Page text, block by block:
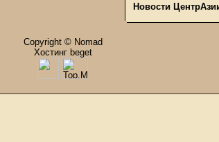
Новости
Copyright © Nomad
Хостинг beget